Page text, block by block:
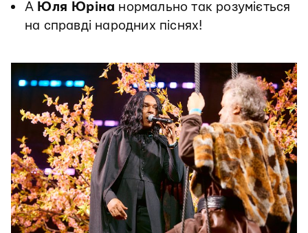
А Юля Юріна нормально так розуміється
на справді народних піснях!